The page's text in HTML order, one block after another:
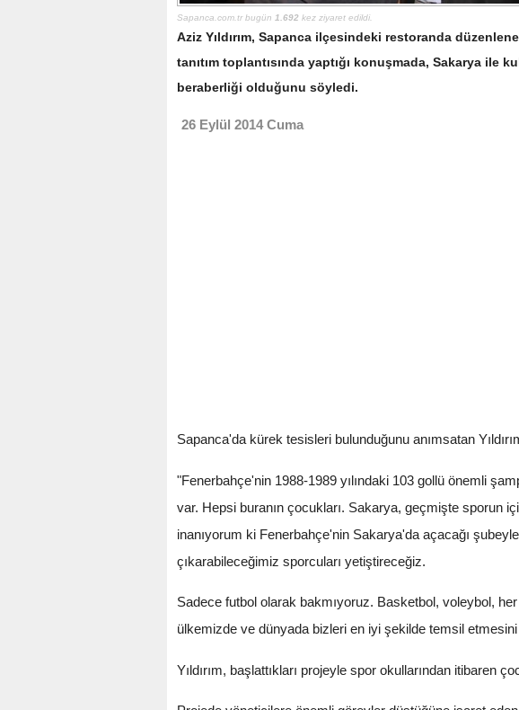
Sapanca.com.tr bugün 1.692kez ziyaret edildi.
Aziz Yıldırım, Sapanca ilçesindeki restoranda
tanıtım toplantısında yaptığı konuşmada, Sakarya ile
beraberliği olduğunu söyledi.
26 Eylül 2014 Cuma
Sapanca'da kürek tesisleri bulunduğunu anımsatan
"Fenerbahçe'nin 1988-1989 yılındaki 103 gollü önemli
var. Hepsi buranın çocukları. Sakarya, geçmişte sporun
inanıyorum ki Fenerbahçe'nin Sakarya'da açacağı
çıkarabileceğimiz sporcuları yetiştireceğiz.
Sadece futbol olarak bakmıyoruz. Basketbol, voleybol,
ülkemizde ve dünyada bizleri en iyi şekilde temsil
Yıldırım, başlattıkları projeyle spor okullarından itibaren